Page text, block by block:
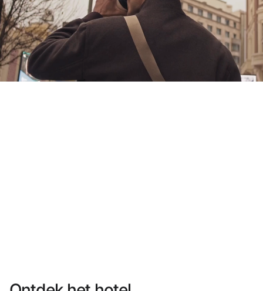
Heb je nog geen account?
Een account aanmaken